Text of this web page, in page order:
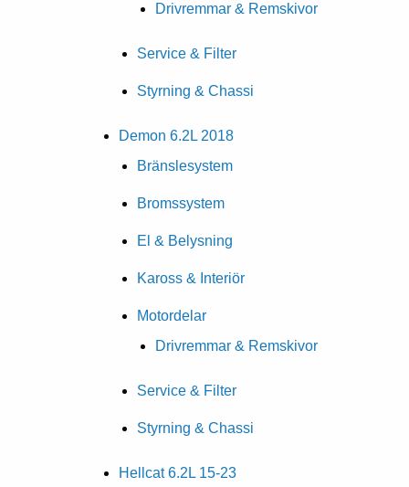
Drivremmar & Remskivor
Service & Filter
Styrning & Chassi
Demon 6.2L 2018
Bränslesystem
Bromssystem
El & Belysning
Kaross & Interiör
Motordelar
Drivremmar & Remskivor
Service & Filter
Styrning & Chassi
Hellcat 6.2L 15-23